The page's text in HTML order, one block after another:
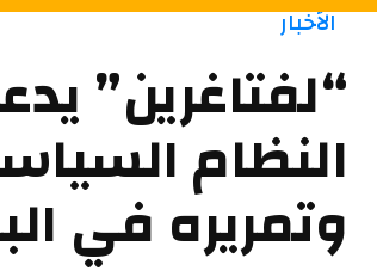
الأخبار
“لفتاغرين”
النظام
وتمريره في